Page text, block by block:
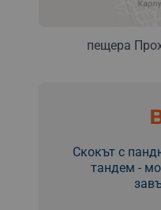
пещера
Скокът с
тандем -